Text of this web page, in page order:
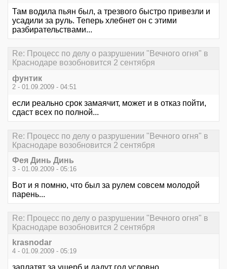
Там водила пьян был, а трезвого быстро привезли и
усадили за руль. Теперь хлебнет он с этими
разбирательствами...
Re: Процесс по делу о разрушении "Вечного огня" в
Краснодаре возобновится 2 сентября
фунтик
2 - 01.09.2009 - 04:51
если реально срок замаячит, может и в отказ пойти,
сдаст всех по полной...
Re: Процесс по делу о разрушении "Вечного огня" в
Краснодаре возобновится 2 сентября
Фея Динь Динь
3 - 01.09.2009 - 05:16
Вот и я помню, что был за рулем совсем молодой
парень...
Re: Процесс по делу о разрушении "Вечного огня" в
Краснодаре возобновится 2 сентября
krasnodar
4 - 01.09.2009 - 05:19